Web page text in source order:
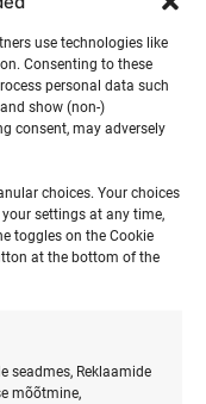
use technologies like
Consenting to these
personal data such
show (non-)
consent, may adversely
choices. Your choices
settings at any time,
toggles on the Cookie
at the bottom of the
seadmes, Reklaamide
mõõtmine,
0
events,
22
0
23
0
events,
29
events,events,
6
2026